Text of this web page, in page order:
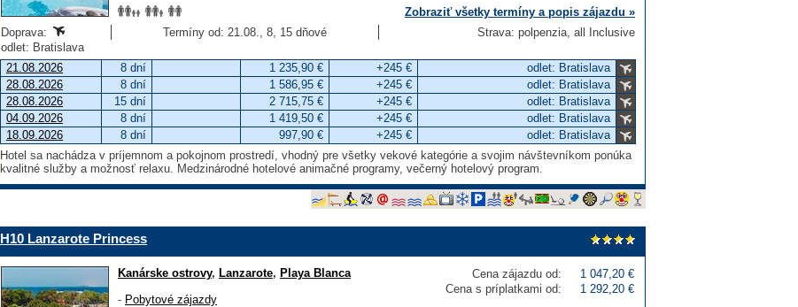
Zobraziť všetky termíny a popis zájazdu »
Doprava:
Termíny od: 21.08., 8, 15 dňové
Strava: polpenzia, all Inclusive
odlet: Bratislava
21.08.2026
8 dní 1 235,90 € +245 €
odlet: Bratislava
28.08.2026
8 dní 1 586,95 € +245 €
odlet: Bratislava
28.08.2026
15 dní 2 715,75 € +245 €
odlet: Bratislava
04.09.2026
8 dní 1 419,50 € +245 €
odlet: Bratislava
18.09.2026
8 dní 997,90 € +245 €
odlet: Bratislava
Hotel sa nachádza v príjemnom a pokojnom prostredí, vhodný pre všetky vekové kategórie a svojim návštevníkom ponúka
kvalitné služby a možnosť relaxu. Medzinárodné hotelové animačné programy, večerný hotelový program.
H10 Lanzarote Princess
Cena zájazdu od:
1 047,20 €
Cena s príplatkami od:
1 292,20 €
Kanárske ostrovy, Lanzarote, Playa Blanca
- Pobytové zájazdy